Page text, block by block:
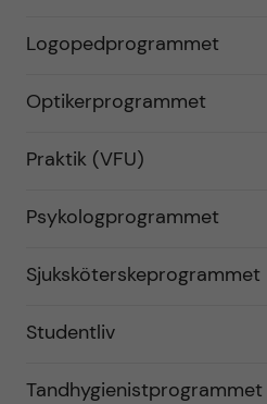
Logopedprogrammet
Optikerprogrammet
Praktik (VFU)
Psykologprogrammet
Sjuksköterskeprogrammet
Studentliv
Tandhygienistprogrammet